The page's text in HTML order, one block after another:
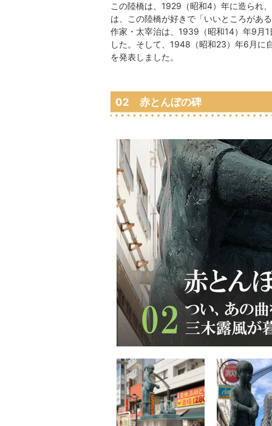
この陸橋は、1929（昭和4）年に造られ
は、この陸橋が好きで「いいところがあ
作家・太宰治は、1939（昭和14）年9月
した。そして、1948（昭和23）年6月に
を発表しました。
02 赤とんぼの碑